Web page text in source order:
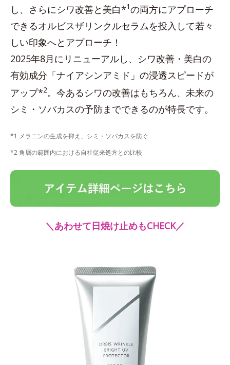
し、さらにシワ改善と美白*1の両方にアプローチ
できるオルビスザリンクルセラムを投入して若々
しい印象へとアプローチ！
2025年8月にリニューアルし、シワ改善・美白の
有効成分「ナイアシンアミド」の浸透スピードが
アップ*2。今あるシワの改善はもちろん、未来の
シミ・ソバカスの予防までできるのが特長です。
*1 メラニンの生成を抑え、シミ・ソバカスを防ぐ
*2 角層の範囲内における自社従来処方との比較
＼あわせて日焼け止めもCHECK／